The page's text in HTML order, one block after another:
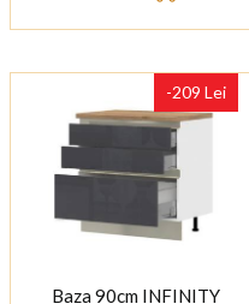
-209 Lei
Baza 90cm INFINITY